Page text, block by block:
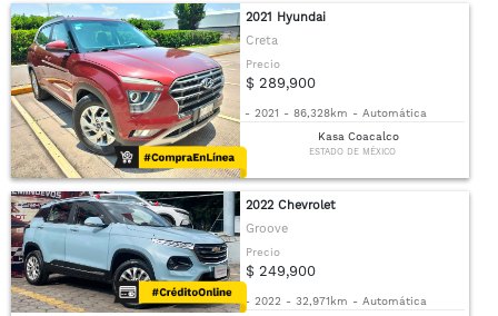
2021 Hyundai
Creta
Precio
$ 289,900
- 2021 - 86,328km - Automática
Kasa Coacalco
ESTADO DE MÉXICO
2022 Chevrolet
Groove
Precio
$ 249,900
- 2022 - 32,971km - Automática